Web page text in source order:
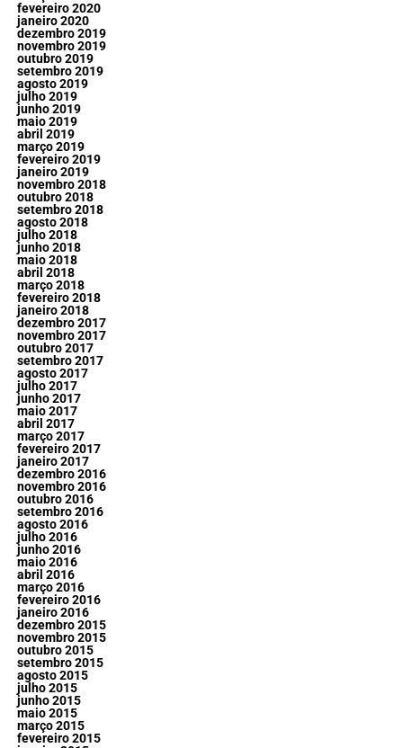
fevereiro 2020
janeiro 2020
dezembro 2019
novembro 2019
outubro 2019
setembro 2019
agosto 2019
julho 2019
junho 2019
maio 2019
abril 2019
março 2019
fevereiro 2019
janeiro 2019
novembro 2018
outubro 2018
setembro 2018
agosto 2018
julho 2018
junho 2018
maio 2018
abril 2018
março 2018
fevereiro 2018
janeiro 2018
dezembro 2017
novembro 2017
outubro 2017
setembro 2017
agosto 2017
julho 2017
junho 2017
maio 2017
abril 2017
março 2017
fevereiro 2017
janeiro 2017
dezembro 2016
novembro 2016
outubro 2016
setembro 2016
agosto 2016
julho 2016
junho 2016
maio 2016
abril 2016
março 2016
fevereiro 2016
janeiro 2016
dezembro 2015
novembro 2015
outubro 2015
setembro 2015
agosto 2015
julho 2015
junho 2015
maio 2015
março 2015
fevereiro 2015